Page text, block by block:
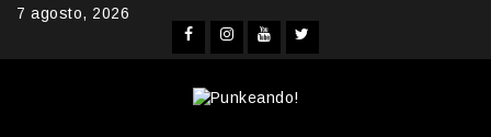
Skip7 agosto, 2026
Facebook
Instagram
YouTubeTwitter